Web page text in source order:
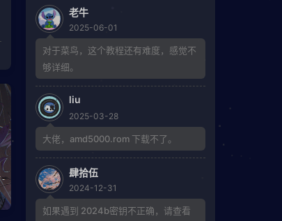
老牛
2025-06-01
对于菜鸟，这个教程还有难度，感觉不
够详细。
liu
2025-03-28
大佬，amd5000.rom 下载不了。
肆拾伍
2024-12-31
如果遇到 2024b密钥不正确，请查看